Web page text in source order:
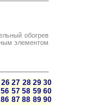
обогрев
элементом
26 27 28 29 30
56 57 58 59 60
86 87 88 89 90